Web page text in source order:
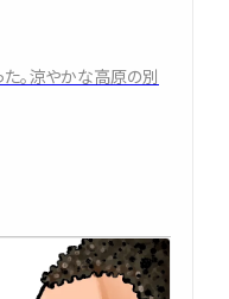
。涼やかな高原の別